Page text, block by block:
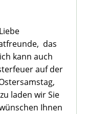
das
kann auch
auf der
laden wir Sie
Ihnen